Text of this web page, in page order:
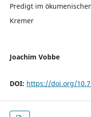
Predigt im
Kremer
Joachim Vobbe
DOI: https://doi.org/